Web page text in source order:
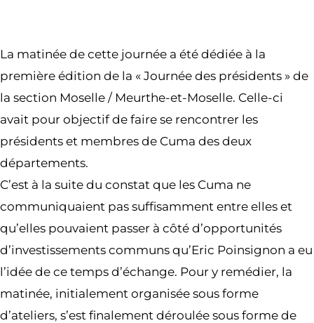
La matinée de cette journée a été dédiée à la
première édition de la « Journée des présidents » de
la section Moselle / Meurthe-et-Moselle. Celle-ci
avait pour objectif de faire se rencontrer les
présidents et membres de Cuma des deux
départements.
C’est à la suite du constat que les Cuma ne
communiquaient pas suffisamment entre elles et
qu’elles pouvaient passer à côté d’opportunités
d’investissements communs qu’Eric Poinsignon a eu
l’idée de ce temps d’échange. Pour y remédier, la
matinée, initialement organisée sous forme
d’ateliers, s’est finalement déroulée sous forme de